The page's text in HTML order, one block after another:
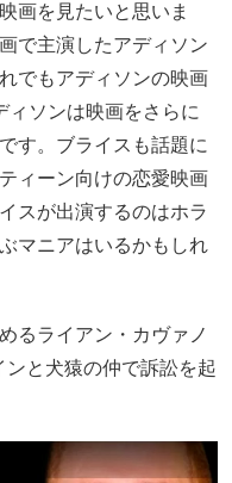
画を見たいと思いま
で主演したアディソン
でもアディソンの映画
ソンは映画をさらに
す。ブライスも話題に
ィーン向けの恋愛映画
スが出演するのはホラ
マニアはいるかもしれ
るライアン・カヴァノ
と犬猿の仲で訴訟を起